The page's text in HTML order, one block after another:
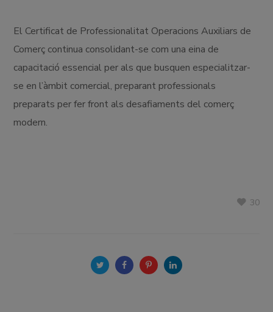
El Certificat de Professionalitat Operacions Auxiliars de
Comerç continua consolidant-se com una eina de
capacitació essencial per als que busquen especialitzar-
se en l’àmbit comercial, preparant professionals
preparats per fer front als desafiaments del comerç
modern.
30